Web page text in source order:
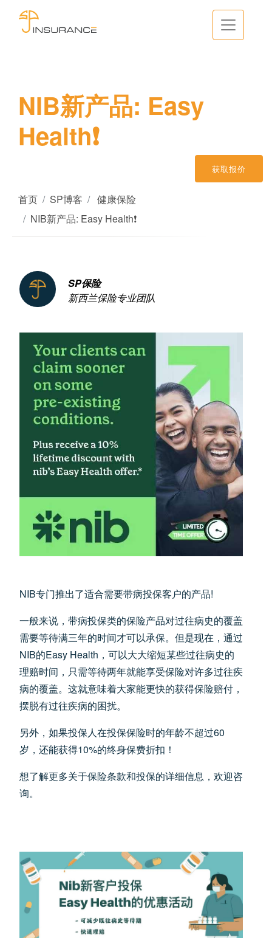
NIB新产品: Easy
Health❗
获取报价
首页 SP博客
健康保险
NIB新产品: Easy Health❗
SP保险
新西兰保险专业团队
NIB专门推出了适合需要带病投保客户的产品!
一般来说，带病投保类的保险产品对过往病史的覆盖
需要等待满三年的时间才可以承保。但是现在，通过
NIB的Easy Health，可以大大缩短某些过往病史的
理赔时间，只需等待两年就能享受保险对许多过往疾
病的覆盖。这就意味着大家能更快的获得保险赔付，
摆脱有过往疾病的困扰。
另外，如果投保人在投保保险时的年龄不超过60
岁，还能获得10%的终身保费折扣！
想了解更多关于保险条款和投保的详细信息，欢迎咨
询。